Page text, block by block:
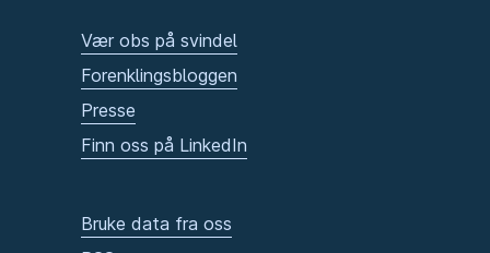
Vær obs på svindel
Forenklingsbloggen
Presse
Finn oss på LinkedIn
Bruke data fra oss